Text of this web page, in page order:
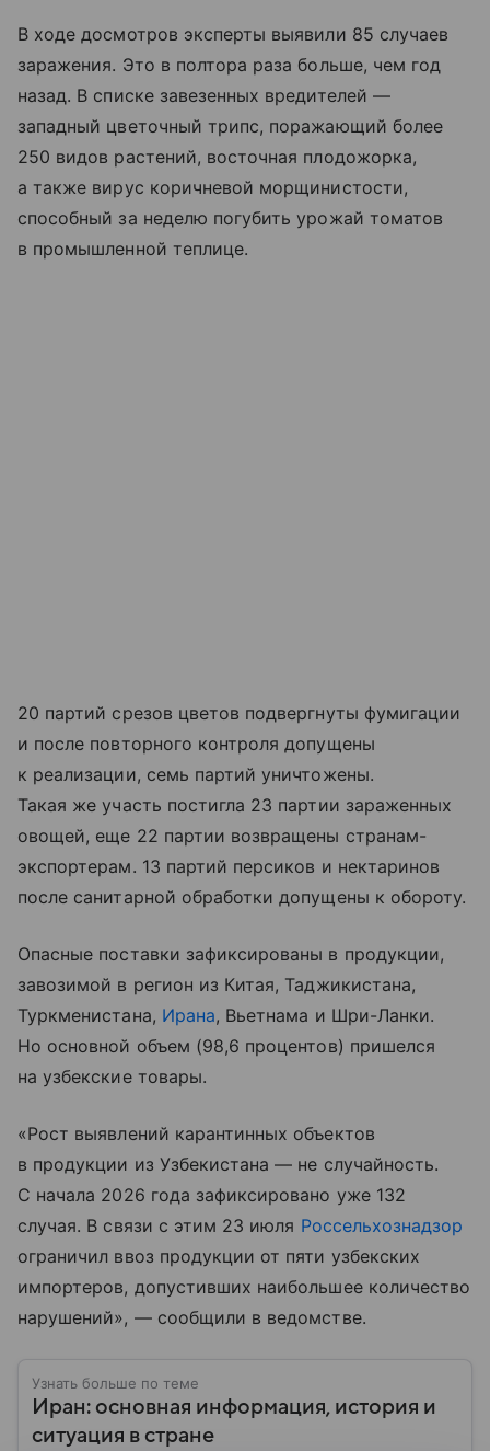
В ходе досмотров эксперты выявили 85 случаев
заражения. Это в полтора раза больше, чем год
назад. В списке завезенных вредителей —
западный цветочный трипс, поражающий более
250 видов растений, восточная плодожорка,
а также вирус коричневой морщинистости,
способный за неделю погубить урожай томатов
в промышленной теплице.
20 партий срезов цветов подвергнуты фумигации
и после повторного контроля допущены
к реализации, семь партий уничтожены.
Такая же участь постигла 23 партии зараженных
овощей, еще 22 партии возвращены странам-
экспортерам. 13 партий персиков и нектаринов
после санитарной обработки допущены к обороту.
Опасные поставки зафиксированы в продукции,
завозимой в регион из Китая, Таджикистана,
Туркменистана, Ирана, Вьетнама и Шри-Ланки.
Но основной объем (98,6 процентов) пришелся
на узбекские товары.
«Рост выявлений карантинных объектов
в продукции из Узбекистана — не случайность.
С начала 2026 года зафиксировано уже 132
случая. В связи с этим 23 июля Россельхознадзор
ограничил ввоз продукции от пяти узбекских
импортеров, допустивших наибольшее количество
нарушений», — сообщили в ведомстве.
Узнать больше по теме
Иран: основная информация, история и
ситуация в стране